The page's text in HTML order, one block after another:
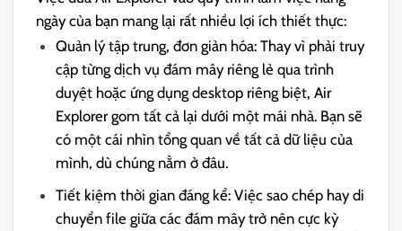
ngày của bạn mang lại rất nhiều lợi ích thiết thực:
Quản lý tập trung, đơn giản hóa: Thay vì phải truy
cập từng dịch vụ đám mây riêng lẻ qua trình
duyệt hoặc ứng dụng desktop riêng biệt, Air
Explorer gom tất cả lại dưới một mái nhà. Bạn sẽ
có một cái nhìn tổng quan về tất cả dữ liệu của
mình, dù chúng nằm ở đâu.
Tiết kiệm thời gian đáng kể: Việc sao chép hay di
chuyển file giữa các đám mây trở nên cực kỳ